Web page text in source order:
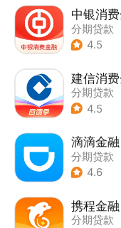
中银消
分期贷款
4.5
建信消
分期贷款
4.5
滴滴金融
分期贷款
4.6
携程金融
分期贷款